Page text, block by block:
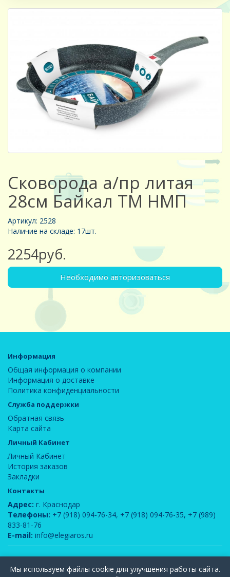
Сковорода а/пр литая
28см Байкал ТМ НМП
Артикул: 2528
Наличие на складе: 17шт.
2254руб.
Необходимо авторизоваться
Информация
Общая информация о компании
Информация о доставке
Политика конфиденциальности
Служба поддержки
Обратная связь
Карта сайта
Личный Кабинет
Личный Кабинет
История заказов
Закладки
Контакты
Адрес: г. Краснодар
Телефоны: +7 (918) 094-76-34, +7 (918) 094-76-35, +7 (989)
833-81-76
E-mail: info@elegiaros.ru
Вся информация, содержащаяся на данном сайте, является интеллектуальной
Мы используем файлы cookie для улучшения работы сайта.